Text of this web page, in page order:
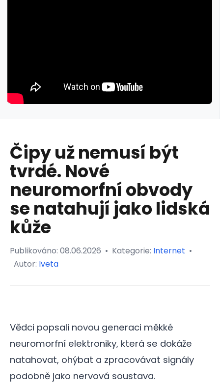
Čipy už nemusí být
tvrdé. Nové
neuromorfní obvody
se natahují jako lidská
kůže
Publikováno: 08.06.2026 • Kategorie: Internet •
Autor: Iveta
Vědci popsali novou generaci měkké
neuromorfní elektroniky, která se dokáže
natahovat, ohýbat a zpracovávat signály
podobně jako nervová soustava.